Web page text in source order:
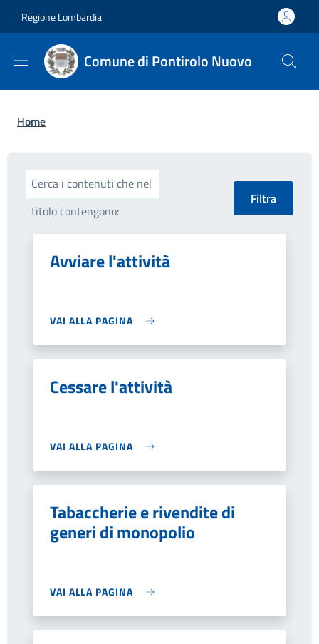
Regione Lombardia
Comune di Pontirolo Nuovo
Briciole di pane
Home
Cerca i contenuti che nel
titolo contengono:
Avviare l'attività
VAI ALLA PAGINA
Cessare l'attività
VAI ALLA PAGINA
Tabaccherie e rivendite di
generi di monopolio
VAI ALLA PAGINA